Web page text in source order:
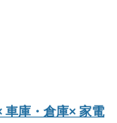
車庫・倉庫× 家電